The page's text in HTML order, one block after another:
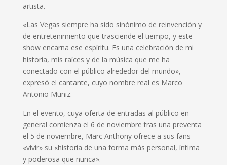
artista.
«Las Vegas siempre ha sido sinónimo de reinvención y
de entretenimiento que trasciende el tiempo, y este
show encarna ese espíritu. Es una celebración de mi
historia, mis raíces y de la música que me ha
conectado con el público alrededor del mundo»,
expresó el cantante, cuyo nombre real es Marco
Antonio Muñiz.
En el evento, cuya oferta de entradas al público en
general comienza el 6 de noviembre tras una preventa
el 5 de noviembre, Marc Anthony ofrece a sus fans
«vivir» su «historia de una forma más personal, íntima
y poderosa que nunca».